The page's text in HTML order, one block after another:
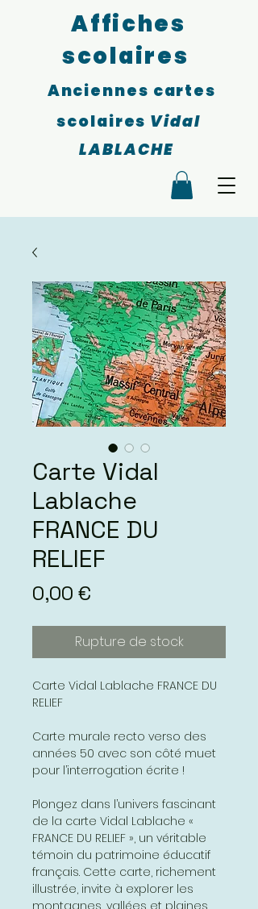
Affiches
scolaires
Anciennes cartes
scolaires Vidal
LABLACHE
Carte Vidal
Lablache
FRANCE DU
RELIEF
0,00 €
Rupture de stock
Carte Vidal Lablache FRANCE DU
RELIEF
Carte murale recto verso des
années 50 avec son côté muet
pour l’interrogation écrite !
Plongez dans l’univers fascinant
de la carte Vidal Lablache «
FRANCE DU RELIEF », un véritable
témoin du patrimoine éducatif
français. Cette carte, richement
illustrée, invite à explorer les
montagnes, vallées et plaines